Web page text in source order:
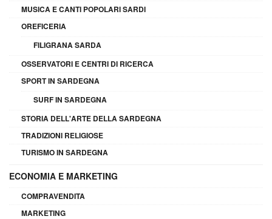
MUSICA E CANTI POPOLARI SARDI
OREFICERIA
FILIGRANA SARDA
OSSERVATORI E CENTRI DI RICERCA
SPORT IN SARDEGNA
SURF IN SARDEGNA
STORIA DELL'ARTE DELLA SARDEGNA
TRADIZIONI RELIGIOSE
TURISMO IN SARDEGNA
ECONOMIA E MARKETING
COMPRAVENDITA
MARKETING